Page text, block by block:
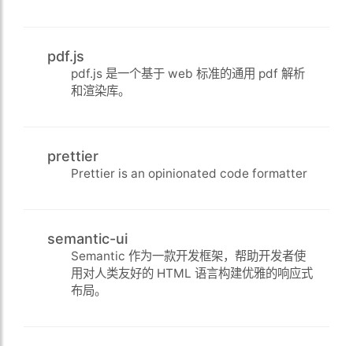
pdf.js
pdf.js 是一个基于 web 标准的通用 pdf 解析
和渲染库。
prettier
Prettier is an opinionated code formatter
semantic-ui
Semantic 作为一款开发框架，帮助开发者使
用对人类友好的 HTML 语言构建优雅的响应式
布局。